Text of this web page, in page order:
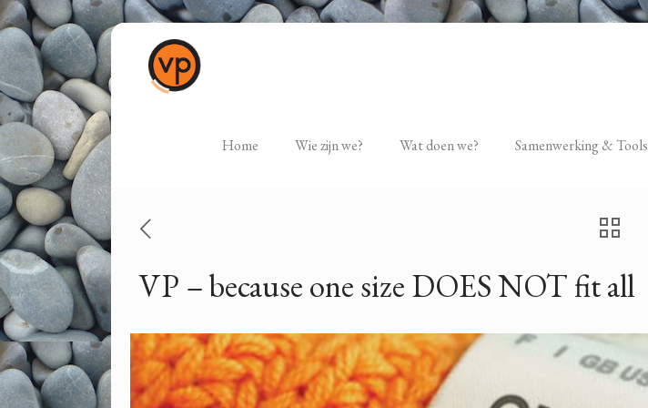
Home Wie zijn we? Wat doen we? Samenwerking & Tools
VP – because one size DOES NOT fit all